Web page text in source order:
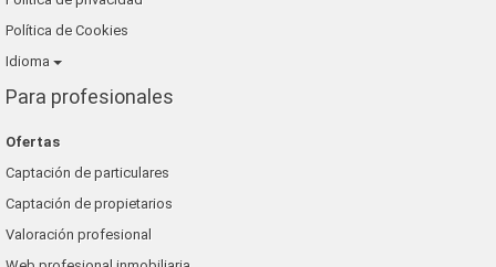
Política de Cookies
Idioma
Para profesionales
Ofertas
Captación de particulares
Captación de propietarios
Valoración profesional